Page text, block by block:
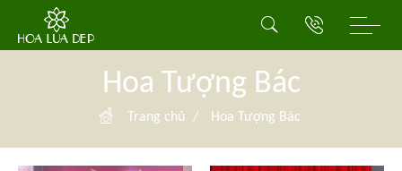
Hoa Tượng Bác
Trang chủ / Hoa Tượng Bác